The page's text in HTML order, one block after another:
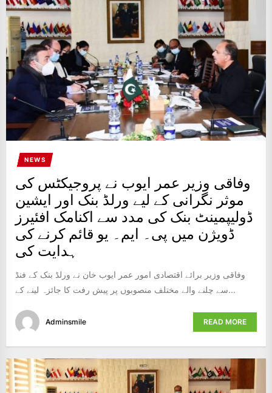
IT
BROADCASTS
NEWS
UPDATE,
CURRENT
AFFAIRS
&
ENTERTAINMENT
SHOWS
NEWS
وفاقی وزیر عمر ایوب نے پروجیکٹس کی
موثر نگرانی کے لیے ورلڈ بنک اور ایشین
ڈولیپمینٹ بنک کی مدد سے اکنامک افئیرز
ڈویژن میں پی۔ ایم۔ یو قائم کرنے کی
ہدایت کی
وفاقی وزیر برائے اقتصادی امور عمر ایوب خان نے ورلڈ بنک کے فنڈ
سے چلنے والے مختلف منصوبوں پر پیش رفت کا جائزہ لینے کے...
Adminsmile READ MORE